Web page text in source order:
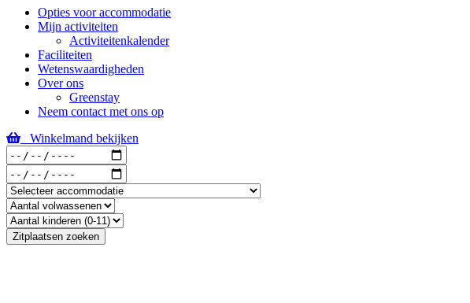
Opties voor accommodatie
Mijn activiteiten
Activiteitenkalender
Faciliteiten
Wetenswaardigheden
Over ons
Greenstay
Neem contact met ons op
Winkelmand bekijken